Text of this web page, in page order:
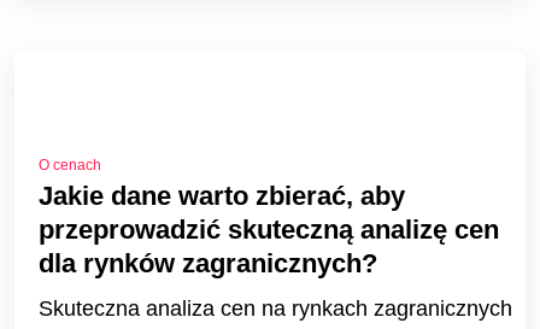
O cenach
Jakie dane warto zbierać, aby
przeprowadzić skuteczną analizę cen
dla rynków zagranicznych?
Skuteczna analiza cen na rynkach zagranicznych